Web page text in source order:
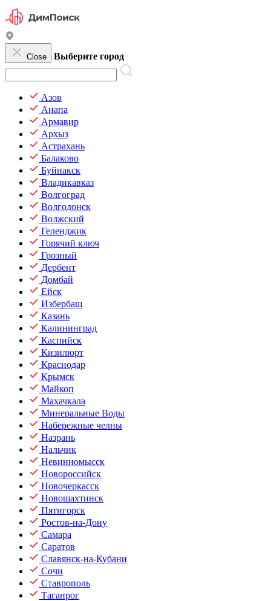
Close Выберите город
Азов
Анапа
Армавир
Архыз
Астрахань
Балаково
Буйнакск
Владикавказ
Волгоград
Волгодонск
Волжский
Геленджик
Горячий ключ
Грозный
Дербент
Домбай
Ейск
Избербаш
Казань
Калининград
Каспийск
Кизилюрт
Краснодар
Крымск
Майкоп
Махачкала
Минеральные Воды
Набережные челны
Назрань
Нальчик
Невинномысск
Новороссийск
Новочеркасск
Новошахтинск
Пятигорск
Ростов-на-Дону
Самара
Саратов
Славянск-на-Кубани
Сочи
Ставрополь
Таганрог